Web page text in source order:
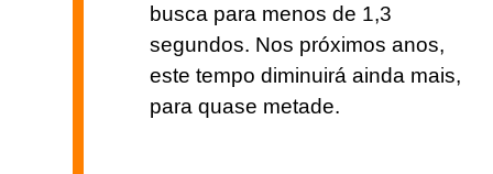
busca para menos de 1,3
segundos. Nos próximos anos,
este tempo diminuirá ainda mais,
para quase metade.